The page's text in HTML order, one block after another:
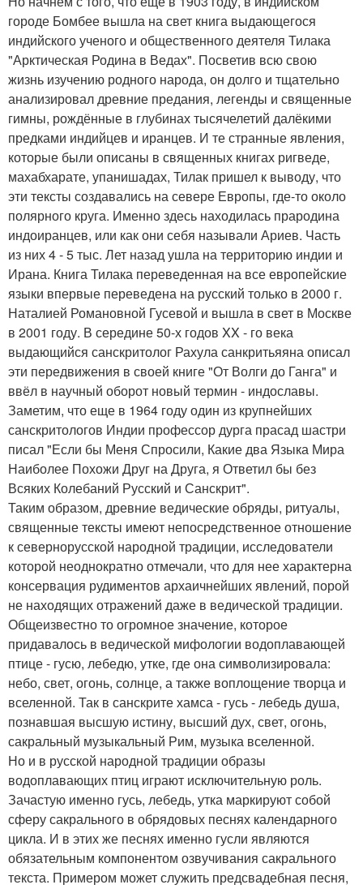
городе Бомбее вышла на свет книга выдающегося
индийского ученого и общественного деятеля Тилака
"Арктическая Родина в Ведах". Посветив всю свою
жизнь изучению родного народа, он долго и тщательно
анализировал древние предания, легенды и священные
гимны, рождённые в глубинах тысячелетий далёкими
предками индийцев и иранцев. И те странные явления,
которые были описаны в священных книгах ригведе,
махабхарате, упанишадах, Тилак пришел к выводу, что
эти тексты создавались на севере Европы, где-то около
полярного круга. Именно здесь находилась прародина
индоиранцев, или как они себя называли Ариев. Часть
из них 4 - 5 тыс. Лет назад ушла на территорию индии и
Ирана. Книга Тилака переведенная на все европейские
языки впервые переведена на русский только в 2000 г.
Наталией Романовной Гусевой и вышла в свет в Москве
в 2001 году. В середине 50-х годов XX - го века
выдающийся санскритолог Рахула санкритьяяна описал
эти передвижения в своей книге "От Волги до Ганга" и
ввёл в научный оборот новый термин - индославы.
Заметим, что еще в 1964 году один из крупнейших
санскритологов Индии профессор дурга прасад шастри
писал "Если бы Меня Спросили, Какие два Языка Мира
Наиболее Похожи Друг на Друга, я Ответил бы без
Всяких Колебаний Русский и Санскрит".
Таким образом, древние ведические обряды, ритуалы,
священные тексты имеют непосредственное отношение
к севернорусской народной традиции, исследователи
которой неоднократно отмечали, что для нее характерна
консервация рудиментов архаичнейших явлений, порой
не находящих отражений даже в ведической традиции.
Общеизвестно то огромное значение, которое
придавалось в ведической мифологии водоплавающей
птице - гусю, лебедю, утке, где она символизировала:
небо, свет, огонь, солнце, а также воплощение творца и
вселенной. Так в санскрите хамса - гусь - лебедь душа,
познавшая высшую истину, высший дух, свет, огонь,
сакральный музыкальный Рим, музыка вселенной.
Но и в русской народной традиции образы
водоплавающих птиц играют исключительную роль.
Зачастую именно гусь, лебедь, утка маркируют собой
сферу сакрального в обрядовых песнях календарного
цикла. И в этих же песнях именно гусли являются
обязательным компонентом озвучивания сакрального
текста. Примером может служить предсвадебная песня,